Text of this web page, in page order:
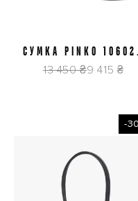
СУМКА PINKO
A0QO Z99Q
13 450 ₴9 415 ₴
-